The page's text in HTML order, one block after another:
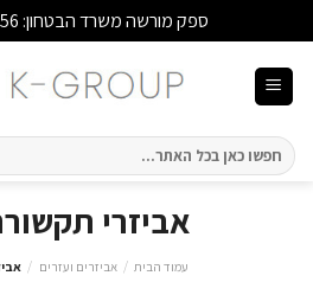
ספק מורשה משרד הבטחון: 0011022556
חיפוש
עבור:
אביזרי
עמוד הבית / אביזרים ועזרים /